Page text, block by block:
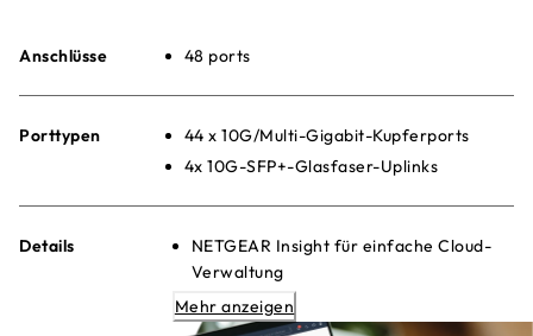
Anschlüsse 48 ports
Porttypen
44 x 10G/Multi-Gigabit-Kupferports
4x 10G-SFP+-Glasfaser-Uplinks
Details
NETGEAR Insight für einfache Cloud-
Verwaltung
Neue Optionen für Smart-CLI, SSH und
Web-UI
Mehr anzeigen